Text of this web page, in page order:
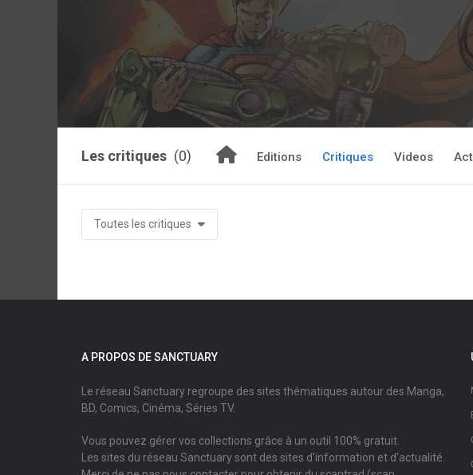
Les critiques (0) Editions Critiques Videos
Toutes les critiques
A PROPOS DE SANCTUARY
Le réseau Sanctuary regroupe des sites thématiques autour des Manga,
BD, Comics, Cinéma, Séries TV.
Vous pouvez gérer vos collections grâce à un outil 100% gratuit.
Les sites du réseau Sanctuary sont des sites d'information et d'actualité.